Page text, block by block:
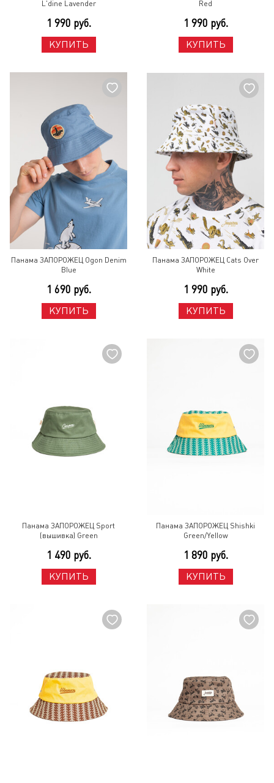
L'dine Lavender
1 990 руб.
КУПИТЬ
Red
1 990 руб.
КУПИТЬ
Панама ЗАПОРОЖЕЦ Ogon Denim
Blue
1 690 руб.
КУПИТЬ
Панама ЗАПОРОЖЕЦ Cats Over
White
1 990 руб.
КУПИТЬ
Панама ЗАПОРОЖЕЦ Sport
(вышивка) Green
1 490 руб.
КУПИТЬ
Панама ЗАПОРОЖЕЦ Shishki
Green/Yellow
1 890 руб.
КУПИТЬ